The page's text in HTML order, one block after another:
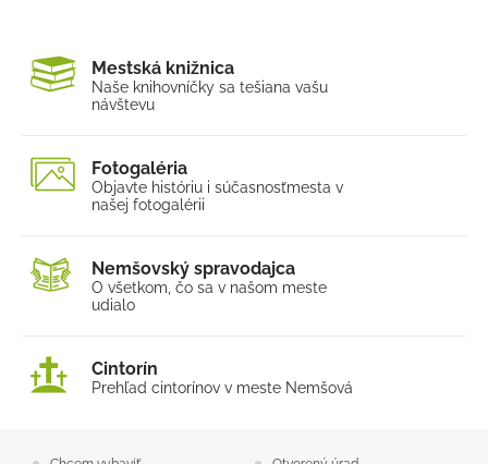
Mestská knižnica
Naše knihovníčky sa tešiana vašu
návštevu
Fotogaléria
Objavte históriu i súčasnosťmesta v
našej fotogalérii
Nemšovský spravodajca
O všetkom, čo sa v našom meste
udialo
Cintorín
Prehľad cintorínov v meste Nemšová